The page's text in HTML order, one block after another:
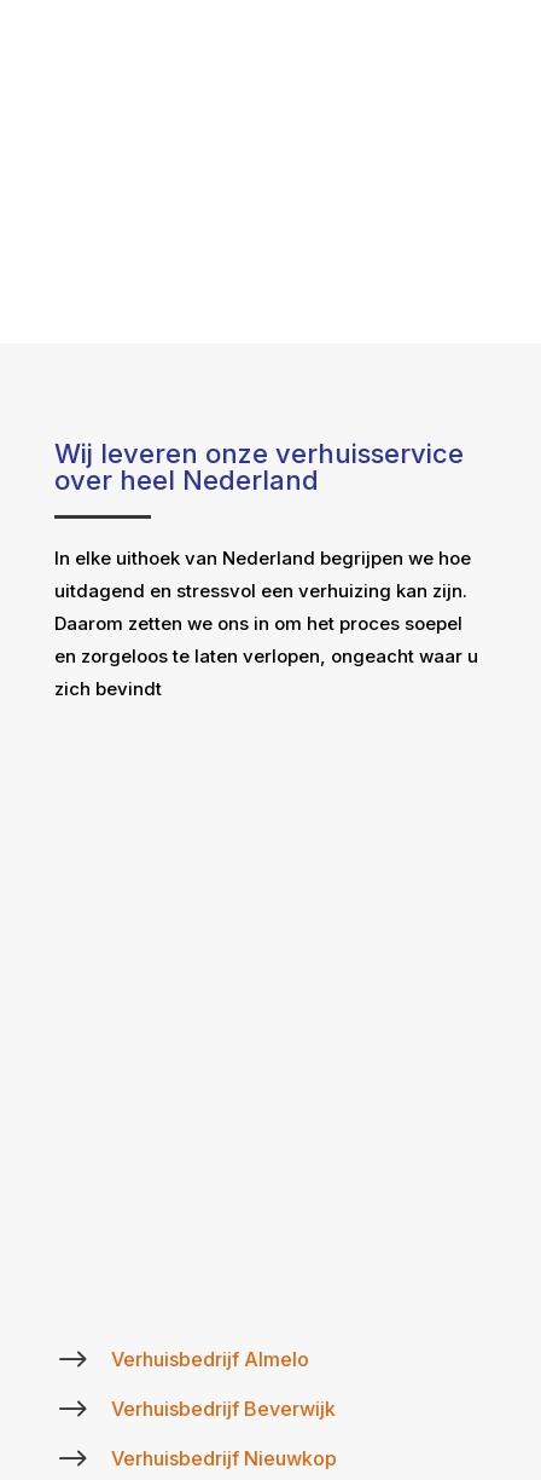
Wij leveren onze verhuisservice
over heel Nederland
In elke uithoek van Nederland begrijpen we hoe
uitdagend en stressvol een verhuizing kan zijn.
Daarom zetten we ons in om het proces soepel
en zorgeloos te laten verlopen, ongeacht waar u
zich bevindt
$ Verhuisbedrijf Almelo
$ Verhuisbedrijf Beverwijk
$ Verhuisbedrijf Nieuwkop